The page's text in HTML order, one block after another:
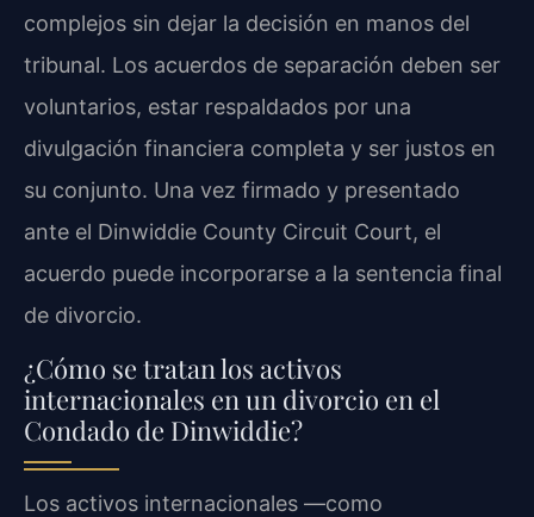
complejos sin dejar la decisión en manos del
tribunal. Los acuerdos de separación deben ser
voluntarios, estar respaldados por una
divulgación financiera completa y ser justos en
su conjunto. Una vez firmado y presentado
ante el Dinwiddie County Circuit Court, el
acuerdo puede incorporarse a la sentencia final
de divorcio.
¿Cómo se tratan los activos
internacionales en un divorcio en el
Condado de Dinwiddie?
Los activos internacionales —como